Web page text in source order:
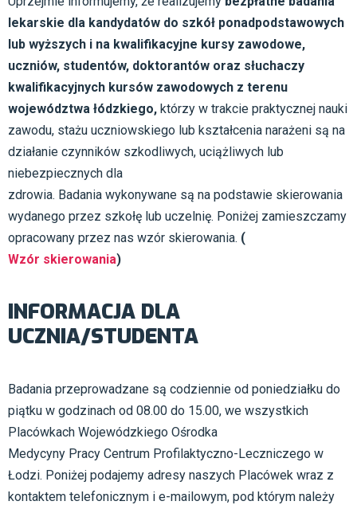
lekarskie dla kandydatów do szkół ponadpodstawowych
lub wyższych i na kwalifikacyjne kursy zawodowe,
uczniów, studentów, doktorantów oraz słuchaczy
kwalifikacyjnych kursów zawodowych z terenu
województwa łódzkiego, którzy w trakcie praktycznej nauki
zawodu, stażu uczniowskiego lub kształcenia narażeni są na
działanie czynników szkodliwych, uciążliwych lub
niebezpiecznych dla
zdrowia. Badania wykonywane są na podstawie skierowania
wydanego przez szkołę lub uczelnię. Poniżej zamieszczamy
opracowany przez nas wzór skierowania. (
Wzór skierowania)
INFORMACJA DLA
UCZNIA/STUDENTA
Badania przeprowadzane są codziennie od poniedziałku do
piątku w godzinach od 08.00 do 15.00, we wszystkich
Placówkach Wojewódzkiego Ośrodka
Medycyny Pracy Centrum Profilaktyczno-Leczniczego w
Łodzi. Poniżej podajemy adresy naszych Placówek wraz z
kontaktem telefonicznym i e-mailowym, pod którym należy